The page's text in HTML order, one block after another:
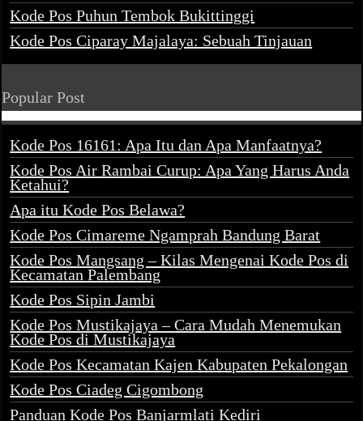
Kode Pos Puhun Tembok Bukittinggi
Kode Pos Ciparay Majalaya: Sebuah Tinjauan
Popular Post
Kode Pos 16161: Apa Itu dan Apa Manfaatnya?
Kode Pos Air Rambai Curup: Apa Yang Harus Anda
Ketahui?
Apa itu Kode Pos Belawa?
Kode Pos Cimareme Ngamprah Bandung Barat
Kode Pos Mangsang – Kilas Mengenai Kode Pos di
Kecamatan Palembang
Kode Pos Sipin Jambi
Kode Pos Mustikajaya – Cara Mudah Menemukan
Kode Pos di Mustikajaya
Kode Pos Kecamatan Kajen Kabupaten Pekalongan
Kode Pos Ciadeg Cigombong
Panduan Kode Pos Banjarmlati Kediri